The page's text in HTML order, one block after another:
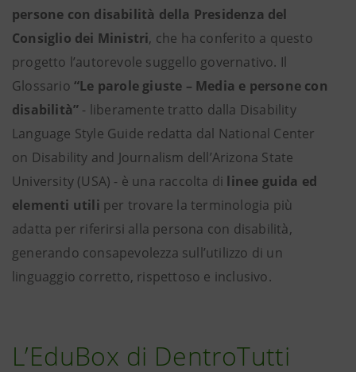
persone con disabilità della Presidenza del
Consiglio dei Ministri, che ha conferito a questo
progetto l’autorevole suggello governativo. Il
Glossario “Le parole giuste – Media e persone con
disabilità” - liberamente tratto dalla Disability
Language Style Guide redatta dal National Center
on Disability and Journalism dell’Arizona State
University (USA) - è una raccolta di linee guida ed
elementi utili per trovare la terminologia più
adatta per riferirsi alla persona con disabilità,
generando consapevolezza sull’utilizzo di un
linguaggio corretto, rispettoso e inclusivo.
L’EduBox di DentroTutti